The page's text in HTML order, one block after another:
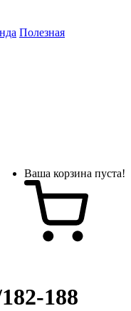
Полезная
Ваша корзина пуста!
188